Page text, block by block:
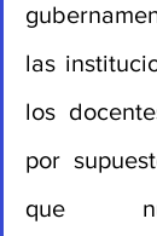
las
los
por
que